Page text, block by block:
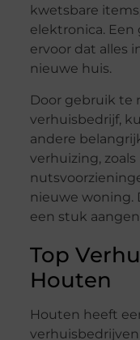
kwetsbare
elektronica.
ervoor dat alles
nieuwe huis.
Door gebruik te
verhuisbedrijf,
andere
verhuizing,
nieuwe woning.
een stuk
Top
Houten
Houten heeft